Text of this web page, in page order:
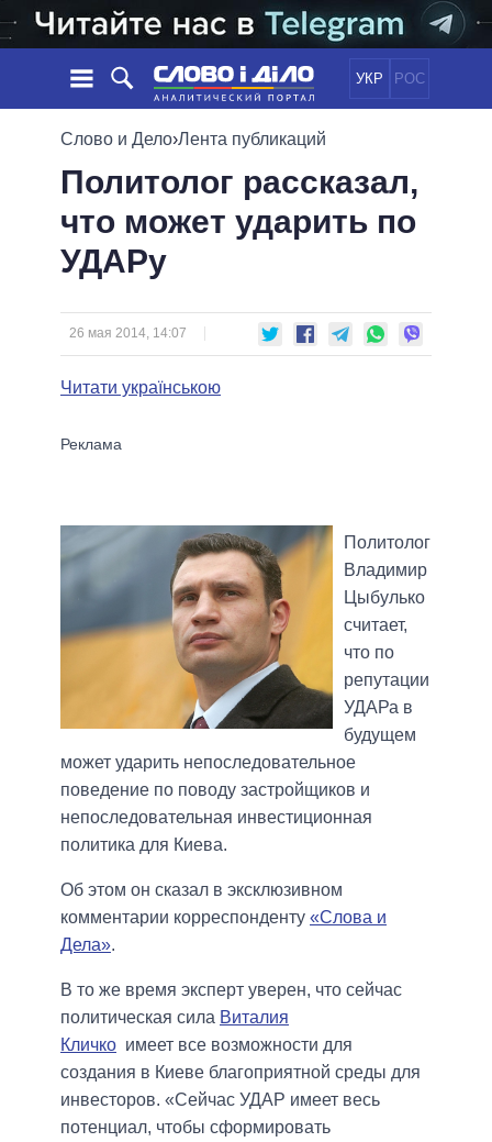
УКР РОС
НОВОСТИ
ЛЕНТА
СОБЫТИЯ
СТАТЬИ
МНЕНИЯ
ОБЗОРЫ
ПОЛИТИКА
ЭКОНОМИКА
ОБЕЩАНИЯ
ПОЛИТИКИ
ВСЕ ПОЛИТИКИ
ПРЕЗИДЕНТ И ОФИС
КАБИНЕТ МИНИСТРОВ
МЭРЫ
ВИДЕО
ПОДДЕРЖАТЬ
Слово и Дело›Лента публикаций
Политолог рассказал,
что может ударить по
УДАРу
26 мая 2014, 14:07
Читати українською
Политолог
Владимир
Цыбулько
считает,
что по
репутации
УДАРа в
будущем
может ударить непоследовательное
поведение по поводу застройщиков и
непоследовательная инвестиционная
политика для Киева.
Об этом он сказал в эксклюзивном
комментарии корреспонденту «Слова и
Дела».
В то же время эксперт уверен, что сейчас
политическая сила Виталия
Кличко имеет все возможности для
создания в Киеве благоприятной среды для
инвесторов. «Сейчас УДАР имеет весь
потенциал, чтобы сформировать